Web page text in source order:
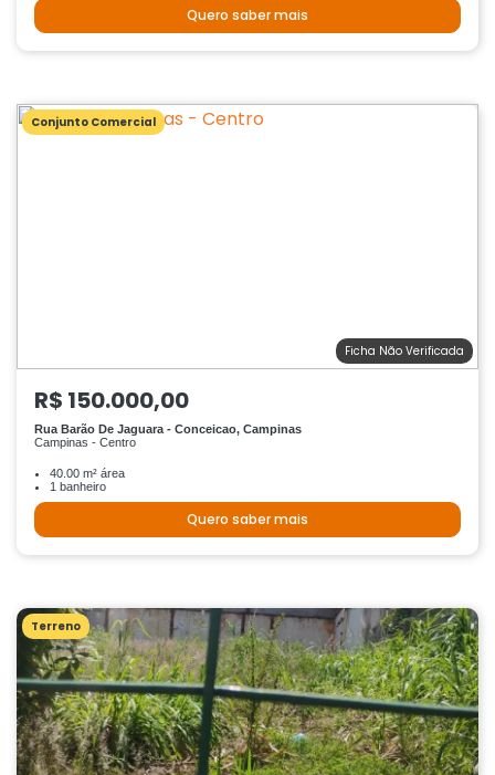
Quero saber mais
Conjunto Comercial
Ficha Não Verificada
R$ 150.000,00
Rua Barão De Jaguara - Conceicao, Campinas
Campinas - Centro
40.00 m² área
1 banheiro
Quero saber mais
Terreno